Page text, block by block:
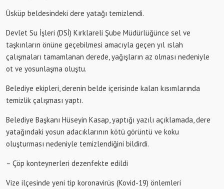
Üsküp beldesindeki dere yatağı temizlendi.
Devlet Su İşleri (DSİ) Kırklareli Şube Müdürlüğünce sel ve
taşkınların önüne geçebilmesi amacıyla geçen yıl ıslah
çalışmaları tamamlanan derede, yağışların az olması nedeniyle
ot ve yosunlaşma oluştu.
Belediye ekipleri, derenin belde içerisinde kalan kısımlarında
temizlik çalışması yaptı.
Belediye Başkanı Hüseyin Kasap, yaptığı yazılı açıklamada, dere
yatağındaki yosun adacıklarının kötü görüntü ve koku
oluşturması nedeniyle temizlendiğini bildirdi.
– Çöp konteynerleri dezenfekte edildi
Vize ilçesinde yeni tip koronavirüs (Kovid-19) önlemleri